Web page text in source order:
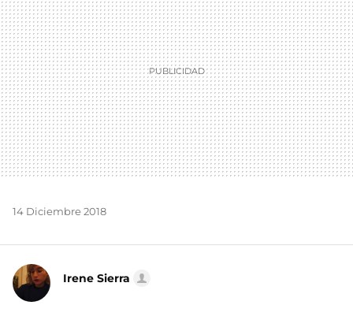
14 Diciembre 2018
Irene Sierra